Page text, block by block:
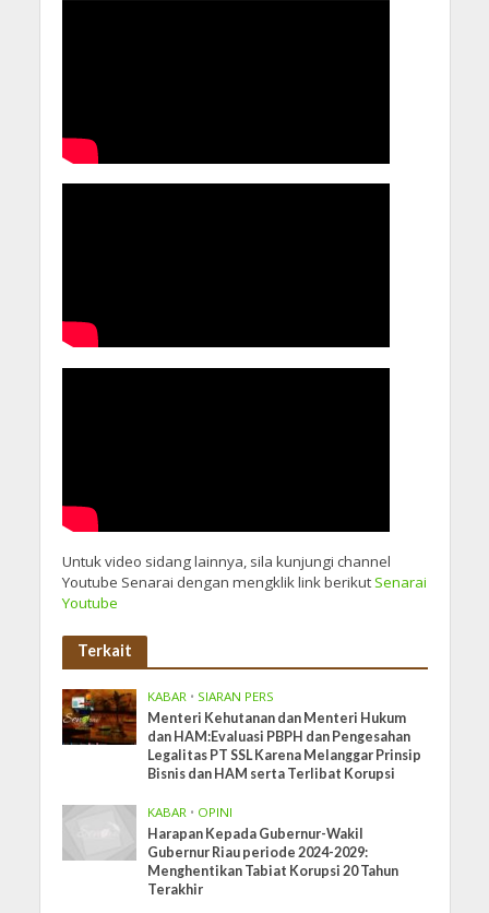
Untuk video sidang lainnya, sila kunjungi channel
Youtube Senarai dengan mengklik link berikutSenarai
Youtube
Terkait
KABAR • SIARAN PERS
Menteri Kehutanan dan Menteri Hukum
dan HAM:Evaluasi PBPH dan Pengesahan
Legalitas PT SSL Karena Melanggar Prinsip
Bisnis dan HAM serta Terlibat Korupsi
KABAR • OPINI
Harapan Kepada Gubernur-Wakil
Gubernur Riau periode 2024-2029:
Menghentikan Tabiat Korupsi 20 Tahun
Terakhir